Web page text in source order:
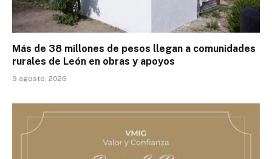
Más de 38 millones de pesos llegan a comunidades
rurales de León en obras y apoyos
9 agosto, 2026